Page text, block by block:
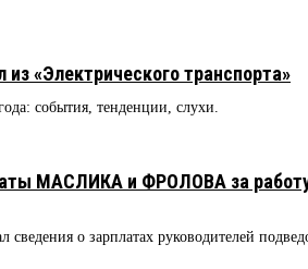
«Электрического транспорта»
события, тенденции, слухи.
МАСЛИКА и ФРОЛОВА за
сведения о зарплатах руководителей